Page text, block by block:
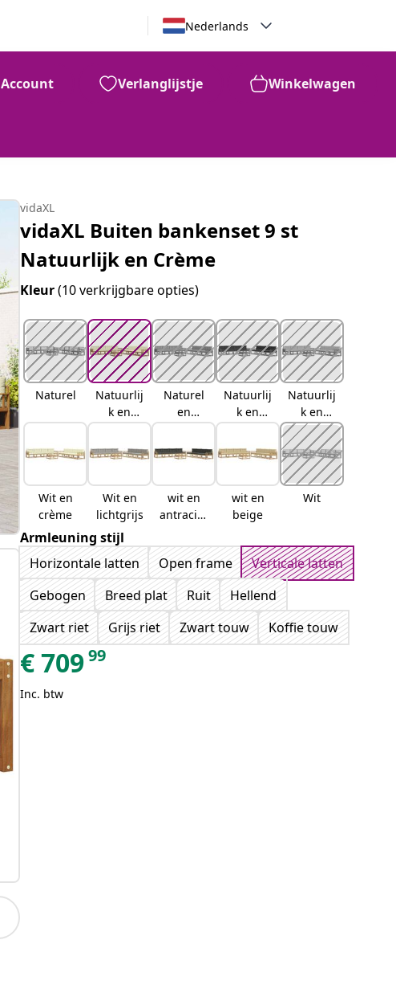
Nederlands
Account Verlanglijstje Winkelwagen
709 99
vidaXL
vidaXL Buiten bankenset 9 st
Natuurlijk en Crème
Kleur(10 verkrijgbare opties)
Naturel
Natuurlij
k en
crème
Naturel
en
lichtgrijs
Natuurlij
k en
antraciet
Natuurlij
k en
beige
Wit en
crème
Wit en
lichtgrijs
wit en
antraciet
wit en
beige
Wit
Armleuning stijl
Horizontale latten
Open frame
Verticale latten
Gebogen
Breed plat Ruit
Hellend
Zwart riet
Grijs riet Zwart touw Koffie touw
€70999
Inc. btw